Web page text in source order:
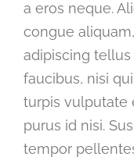
a eros neque.
congue
adipiscing
faucibus, nisi
turpis vulputate
purus id nisi.
tempor